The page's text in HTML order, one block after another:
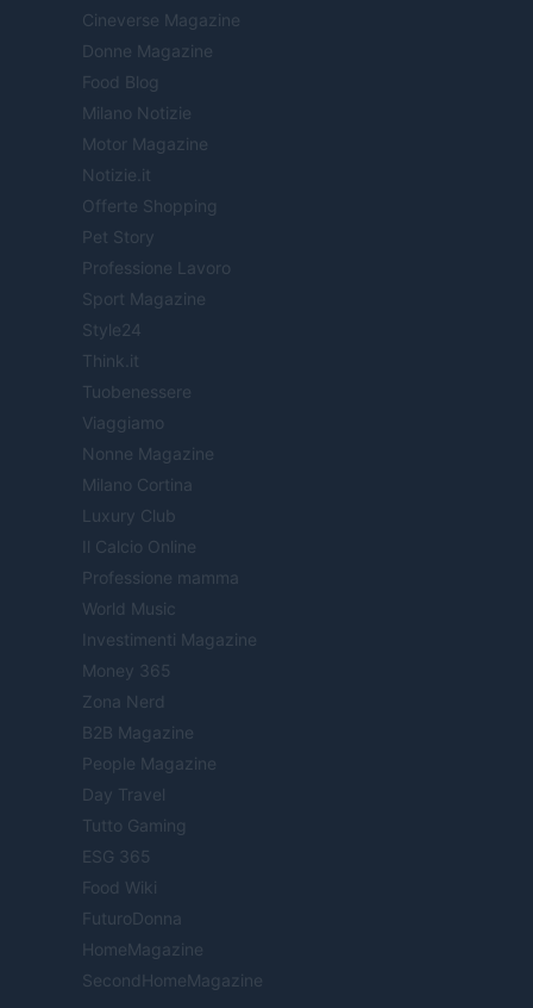
Cineverse Magazine
Donne Magazine
Food Blog
Milano Notizie
Motor Magazine
Notizie.it
Offerte Shopping
Pet Story
Professione Lavoro
Sport Magazine
Style24
Think.it
Tuobenessere
Viaggiamo
Nonne Magazine
Milano Cortina
Luxury Club
Il Calcio Online
Professione mamma
World Music
Investimenti Magazine
Money 365
Zona Nerd
B2B Magazine
People Magazine
Day Travel
Tutto Gaming
ESG 365
Food Wiki
FuturoDonna
HomeMagazine
SecondHomeMagazine